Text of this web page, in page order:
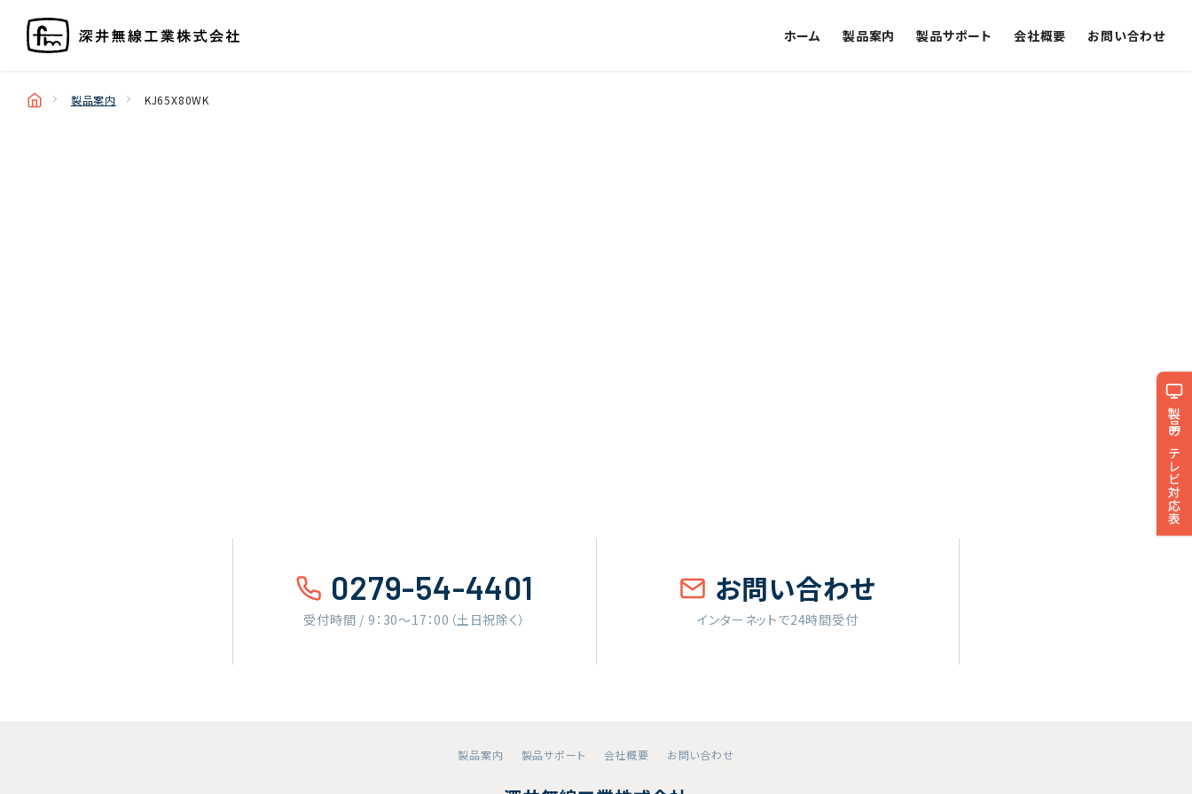
製品のテレビ対応表
ホーム 製品案内 製品サポート 会社概要 お問い合わせ
製品案内 KJ65X80WK
0279-54-4401
受付時間 / 9：30〜17：00（土日祝除く）
お問い合わせ
インターネットで24時間受付
製品案内 製品サポート 会社概要 お問い合わせ